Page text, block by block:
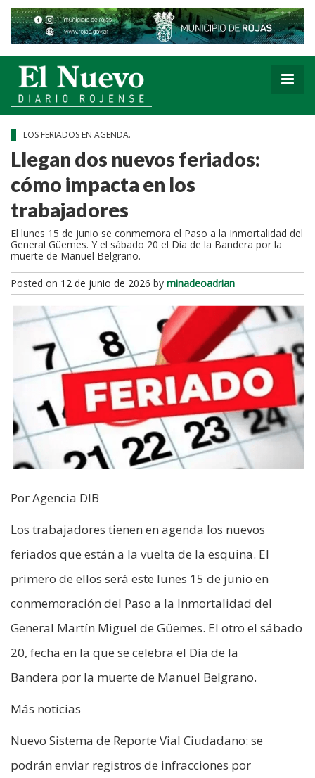
LOS FERIADOS EN AGENDA.
Llegan dos nuevos feriados:
cómo impacta en los
trabajadores
El lunes 15 de junio se conmemora el Paso a la Inmortalidad del
General Güemes. Y el sábado 20 el Día de la Bandera por la
muerte de Manuel Belgrano.
Posted on 12 de junio de 2026 by minadeoadrian
Por Agencia DIB
Los trabajadores tienen en agenda los nuevos
feriados que están a la vuelta de la esquina. El
primero de ellos será este lunes 15 de junio en
conmemoración del Paso a la Inmortalidad del
General Martín Miguel de Güemes. El otro el sábado
20, fecha en la que se celebra el Día de la
Bandera por la muerte de Manuel Belgrano.
Más noticias
Nuevo Sistema de Reporte Vial Ciudadano: se
podrán enviar registros de infracciones por